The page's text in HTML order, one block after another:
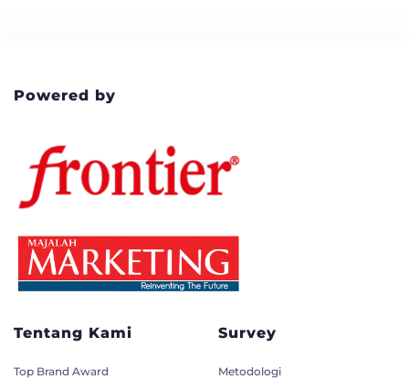
Powered by
Tentang Kami
Top Brand Award
Survey
Metodologi